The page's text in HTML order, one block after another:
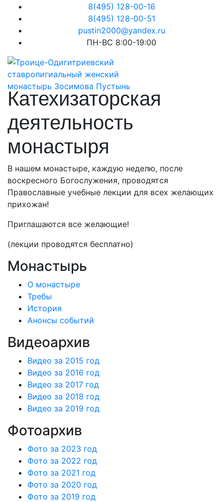
8(495) 128-00-16
8(495) 128-00-51
pustin2000@yandex.ru
ПН-ВС 8:00-19:00
Катехизаторская
деятельность
монастыря
В нашем монастыре, каждую неделю, после
воскресного Богослужения, проводятся
Православные учебные лекции для всех желающих
прихожан!
Приглашаются все желающие!
(лекции проводятся бесплатно)
Монастырь
О монастыре
Требы
История
Анонсы событий
Видеоархив
Видео за 2015 год
Видео за 2016 год
Видео за 2017 год
Видео за 2018 год
Видео за 2019 год
Фотоархив
Фото за 2023 год
Фото за 2022 год
Фото за 2021 год
Фото за 2020 год
Фото за 2019 год